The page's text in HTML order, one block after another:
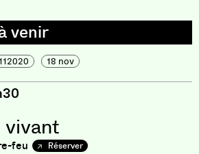
18 nov
vivant
feu Réserver